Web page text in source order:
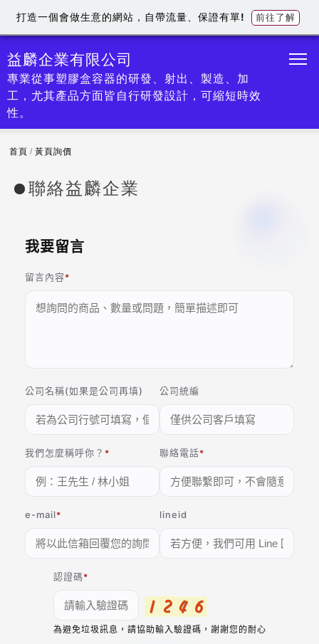
益麟企業有限公司
專業從事塑膠盒容器的研發、射出、製造、加
工，尤其產品方面皆自行研發設計，可縮短時效
性。
首頁 / 黃頁詢價
聯絡益麟企業
我要留言
留言內容
公司名稱(如果是公司再填) 公司統編
我們怎麼稱呼你？ 聯絡電話
e-mail lineid
認證碼
為避免垃圾訊息，請協助輸入驗證碼，謝謝您的耐心
打造一個會做生意的網站，自帶流量、保證有單! 前往了解